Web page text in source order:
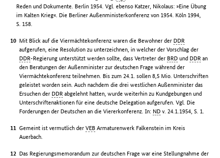
Reden und Dokumente. Berlin 1954. Vgl. ebenso Katzer, Nikolaus: »Eine Übung
im Kalten Krieg«. Die Berliner Außenministerkonferenz von 1954. Köln 1994,
S. 158.
Mit Blick auf die Viermächtekonferenz waren die Bewohner der DDR
aufgerufen, eine Resolution zu unterzeichnen, in welcher der Vorschlag der
DDR-Regierung unterstützt werden sollte, dass Vertreter der BRD und DDR an
den Beratungen der Außenminister zur deutschen Frage während der
Viermächtekonferenz teilnehmen. Bis zum 24.1. sollen 8,5 Mio. Unterschriften
geleistet worden sein. Auch nachdem die drei westlichen Außenminister das
Ersuchen der DDR abgelehnt hatten, wurde weiterhin zu Kundgebungen und
Unterschriftenaktionen für eine deutsche Delegation aufgerufen. Vgl. Die
Forderungen der Deutschen an die Viererkonferenz. In: ND v. 24.1.1954, S. 1.
Gemeint ist vermutlich derVEB Armaturenwerk Falkenstein im Kreis
Auerbach.
Das Regierungsmemorandum zur deutschen Frage war eine Stellungnahme der